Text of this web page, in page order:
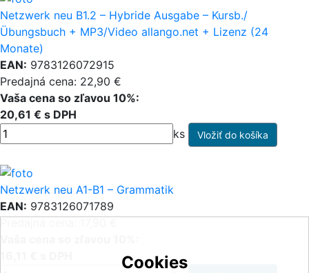
Netzwerk neu B1.2 – Hybride Ausgabe – Kursb./
Übungsbuch + MP3/Video allango.net + Lizenz (24
Monate)
EAN: 9783126072915
Predajná cena: 22,90 €
Vaša cena so zľavou 10%:
20,61 € s DPH
ks
Netzwerk neu A1-B1 – Grammatik
EAN: 9783126071789
Cookies